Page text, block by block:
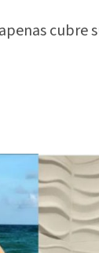
cubre